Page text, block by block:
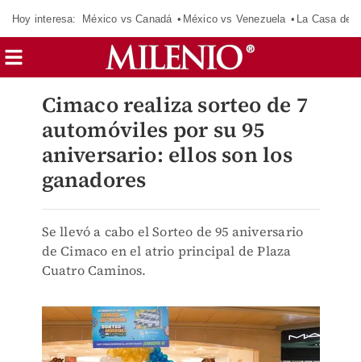
Hoy interesa: México vs Canadá México vs Venezuela La Casa de
Cimaco realiza sorteo de 7
automóviles por su 95
aniversario: ellos son los
ganadores
Se llevó a cabo el Sorteo de 95 aniversario
de Cimaco en el atrio principal de Plaza
Cuatro Caminos.